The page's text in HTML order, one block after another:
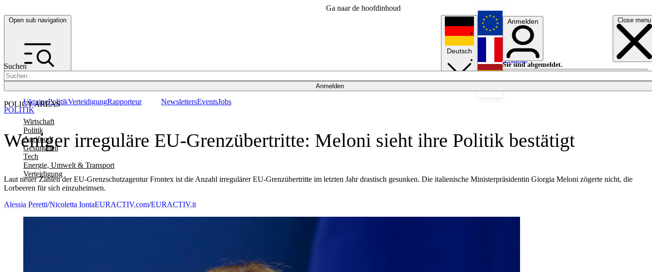
Ga naar de hoofdinhoud
Open sub navigation Close menu
Suchen
Anmelden
POLICY AREAS
Wirtschaft
Politik
Agrifood
Gesundheit
Tech
Energie, Umwelt & Transport
Verteidigung
UkrainePolitikVerteidigungRapporteur NewslettersEventsJobs
Deutsch
English
Français
Anmelden
Sie sind abgemeldet.
Anmelden
Licht aus
Weniger irreguläre EU-Grenzübertritte: Meloni sieht ihre Politik bestätigt
Laut neuer Zahlen der EU-Grenzschutzagentur Frontex ist die Anzahl irregulärer EU-Grenzübertritte im letzten Jahr drastisch gesunken. Die italienische Ministerpräsidentin Giorgia Meloni zögerte nicht, die
Lorbeeren für sich einzuheimsen.
POLITIK
Alessia Peretti/Nicoletta IontaEURACTIV.com/EURACTIV.it